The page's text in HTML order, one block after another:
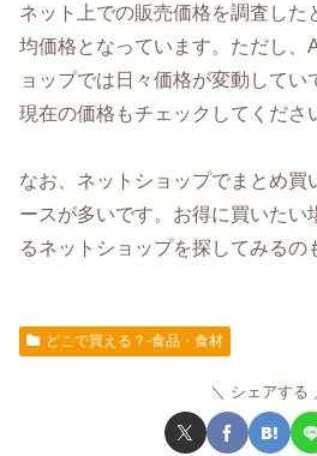
ネット上での販売価格を調査した
均価格となっています。ただし、
ョップでは日々価格が変動してい
現在の価格もチェックしてくださ
なお、ネットショップでまとめ買
ースが多いです。お得に買いたい
るネットショップを探してみるの
どこで買える？-食品・食材
シェアする